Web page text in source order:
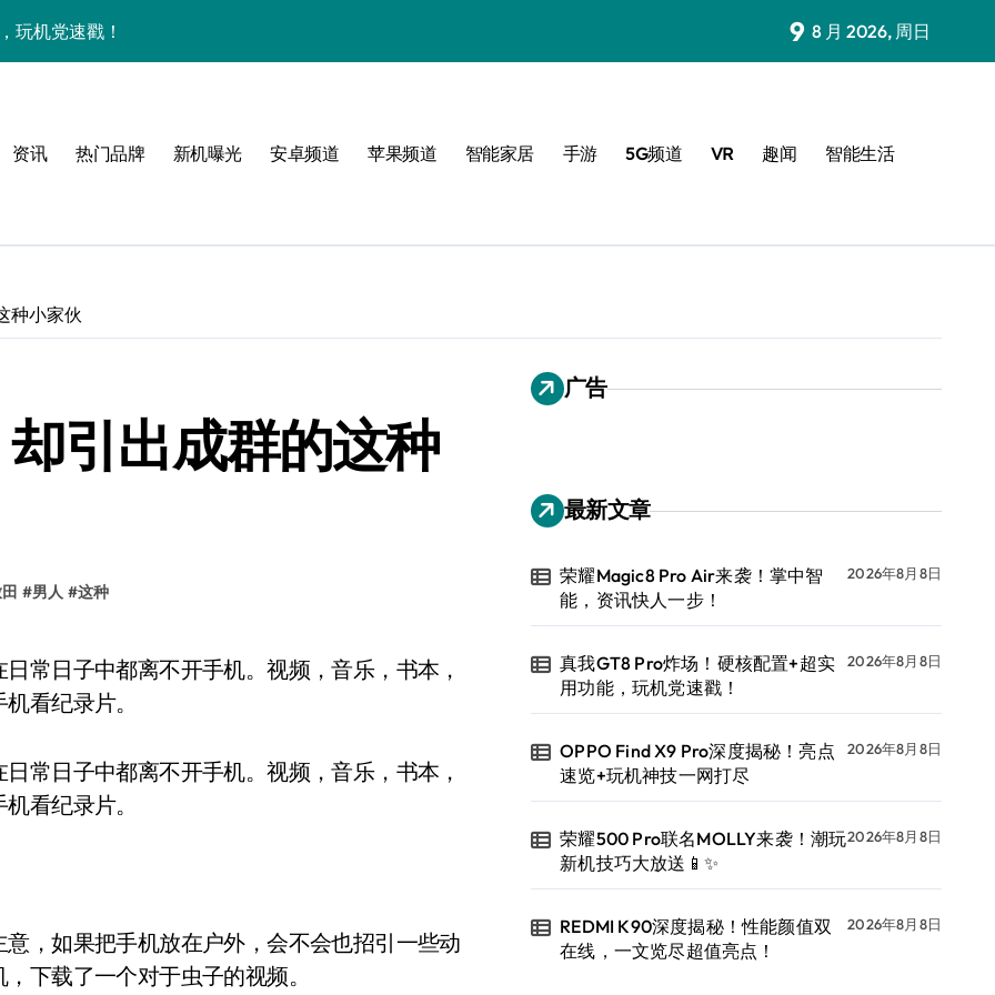
玩机党速戳！
文览尽超值亮点！
资讯一手全抓！
最新优惠！
人一步！
9 8 月 2026, 周日
资讯 热门品牌 新机曝光 安卓频道 苹果频道 智能家居 手游 5G频道 VR 趣闻 智能生活
种小家伙
引出成群的这种
#男人 #这种
看纪录片。
常日子中都离不开手机。视频，音乐，书本，
看纪录片。
，如果把手机放在户外，会不会也招引一些动
下载了一个对于虫子的视频。
广告
最新文章
荣耀Magic8 Pro Air来袭！掌中智
能，资讯快人一步！
2026年8月8日
真我GT8 Pro炸场！硬核配置+超实
用功能，玩机党速戳！
2026年8月8日
OPPO Find X9 Pro深度揭秘！亮点
速览+玩机神技一网打尽
2026年8月8日
荣耀500 Pro联名MOLLY来袭！潮玩
新机技巧大放送📱✨
2026年8月8日
REDMI K90深度揭秘！性能颜值双
在线，一文览尽超值亮点！
2026年8月8日